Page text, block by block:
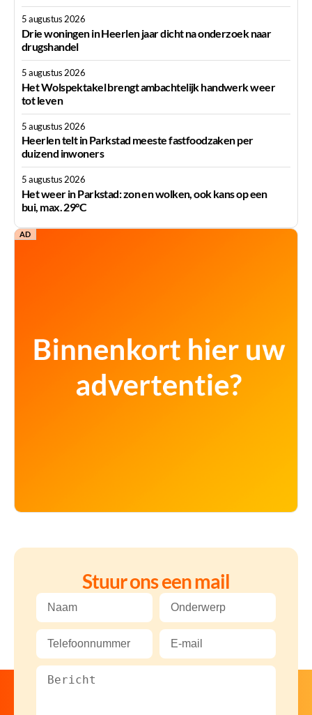
5 augustus 2026
Drie woningen in Heerlen jaar dicht na onderzoek naar
drugshandel
5 augustus 2026
Het Wolspektakel brengt ambachtelijk handwerk weer
tot leven
5 augustus 2026
Heerlen telt in Parkstad meeste fastfoodzaken per
duizend inwoners
5 augustus 2026
Het weer in Parkstad: zon en wolken, ook kans op een
bui, max. 29°C
AD
Stuur ons een mail